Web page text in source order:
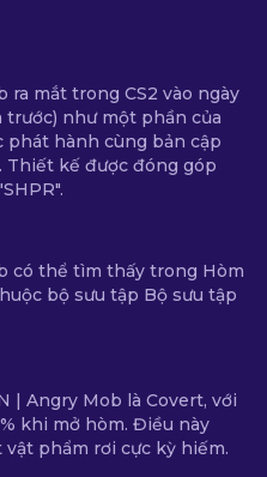
ra mắt trong CS2 vào ngày
trước) như một phần của
phát hành cùng bản cập
Thiết kế được đóng góp
có thể tìm thấy trong Hòm
bộ sưu tập Bộ sưu tập
| Angry Mob là Covert, với
khi mở hòm. Điều này
phẩm rơi cực kỳ hiếm.